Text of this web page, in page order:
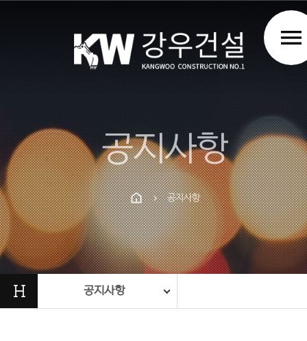
PrevNext
menu
공지사항
chevron_right 공지사항
H 공지사항